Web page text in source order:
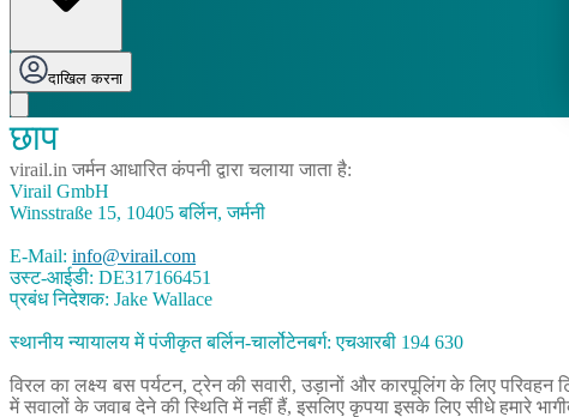
दाखिल करना
छाप
virail.in जर्मन आधारित कंपनी द्वारा चलाया जाता है:
Virail GmbH
Winsstraße 15, 10405 बर्लिन, जर्मनी
E-Mail: info@virail.com
उस्ट-आईडी: DE317166451
प्रबंध निदेशक: Jake Wallace
स्थानीय न्यायालय में पंजीकृत बर्लिन-चार्लोटेनबर्ग: एचआरबी 194 630
विरल का लक्ष्य बस पर्यटन, ट्रेन की सवारी, उड़ानों और कारपूलिंग के लिए
में सवालों के जवाब देने की स्थिति में नहीं हैं, इसलिए कृपया इसके लिए सीधे हमारे